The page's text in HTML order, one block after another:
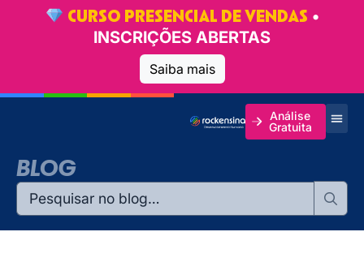
CURSO PRESENCIAL DE VENDAS •
INSCRIÇÕES ABERTAS
Saiba mais
Análise
Gratuita
BLOG